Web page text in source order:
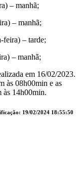
– manhã;
– manhã;
feira) – tarde;
– manhã;
em 16/02/2023.
às 08h00min e as
às 14h00min.
19/02/2024 18:55:50